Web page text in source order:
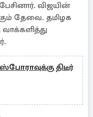
விஜயின்
தேவை. தமிழக
திடீர்